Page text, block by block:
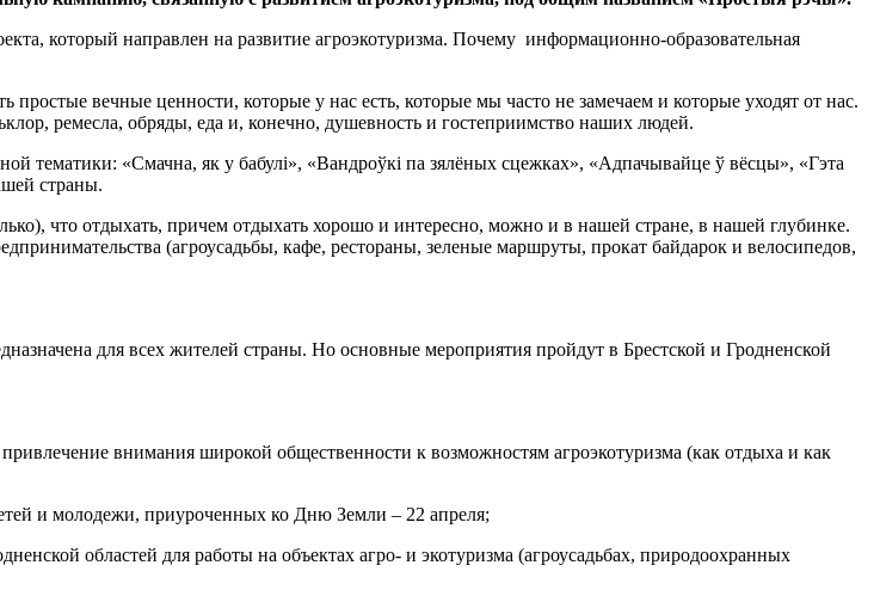
который направлен на развитие агроэкотуризма. Почему информационно-образовательная
вечные ценности, которые у нас есть, которые мы часто не замечаем и которые уходят от нас.
ремесла, обряды, еда и, конечно, душевность и гостеприимство наших людей.
тематики: «Смачна, як у бабулі», «Вандроўкі па зялёных сцежках», «Адпачывайце ў вёсцы», «Гэта
страны.
что отдыхать, причем отдыхать хорошо и интересно, можно и в нашей стране, в нашей глубинке.
(агроусадьбы, кафе, рестораны, зеленые маршруты, прокат байдарок и велосипедов,
для всех жителей страны. Но основные мероприятия пройдут в Брестской и Гродненской
внимания широкой общественности к возможностям агроэкотуризма (как отдыха и как
и молодежи, приуроченных ко Дню Земли – 22 апреля;
областей для работы на объектах агро- и экотуризма (агроусадьбах, природоохранных